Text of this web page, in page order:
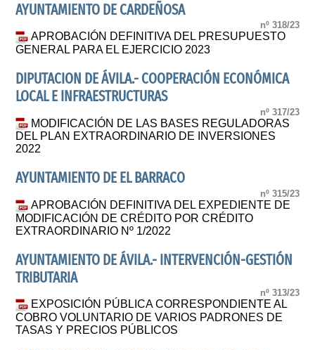
AYUNTAMIENTO DE CARDEÑOSA
nº 318/23
APROBACIÓN DEFINITIVA DEL PRESUPUESTO
GENERAL PARA EL EJERCICIO 2023
DIPUTACION DE ÁVILA.- COOPERACIÓN ECONÓMICA
LOCAL E INFRAESTRUCTURAS
nº 317/23
MODIFICACIÓN DE LAS BASES REGULADORAS
DEL PLAN EXTRAORDINARIO DE INVERSIONES
2022
AYUNTAMIENTO DE EL BARRACO
nº 315/23
APROBACIÓN DEFINITIVA DEL EXPEDIENTE DE
MODIFICACIÓN DE CRÉDITO POR CRÉDITO
EXTRAORDINARIO Nº 1/2022
AYUNTAMIENTO DE ÁVILA.- INTERVENCIÓN-GESTIÓN
TRIBUTARIA
nº 313/23
EXPOSICIÓN PÚBLICA CORRESPONDIENTE AL
COBRO VOLUNTARIO DE VARIOS PADRONES DE
TASAS Y PRECIOS PÚBLICOS